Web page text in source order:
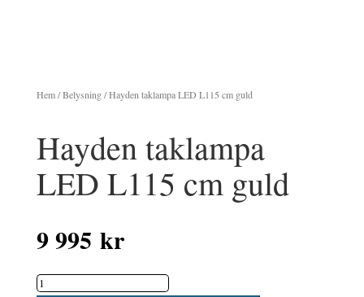
Hem/Belysning/ Hayden taklampa LED L115 cm guld
Hayden taklampa
LED L115 cm guld
9 995 kr
Hayden